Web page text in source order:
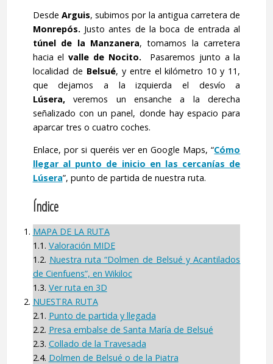
Desde Arguis, subimos por la antigua carretera de
Monrepós. Justo antes de la boca de entrada al
túnel de la Manzanera, tomamos la carretera
hacia elvalle de Nocito.
Pasaremos junto a la
localidad de Belsué, y entre el kilómetro 10 y 11,
que dejamos a la izquierda el desvío a
Lúsera,veremos un ensanche a la derecha
señalizado con un panel, donde hay espacio para
aparcar tres o cuatro coches.
Enlace, por si queréis ver en Google Maps, “Cómo
llegar al punto de inicio en las cercanías de
Lúsera”, punto de partida de nuestra ruta.
Índice
MAPA DE LA RUTA
1.1. Valoración MIDE
1.2. Nuestra ruta “Dolmen de Belsué y Acantilados
de Cienfuens”, en Wikiloc
1.3. Ver ruta en 3D
NUESTRA RUTA
2.1. Punto de partida y llegada
2.2. Presa embalse de Santa María de Belsué
2.3. Collado de la Travesada
2.4. Dolmen de Belsué o de la Piatra